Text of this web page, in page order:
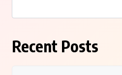
Recent Posts